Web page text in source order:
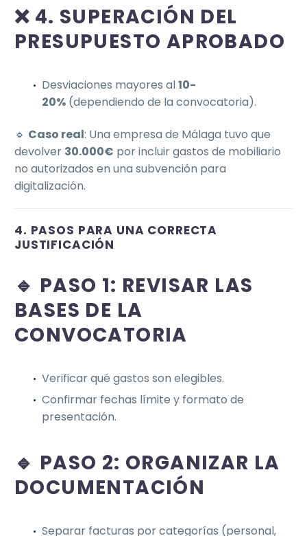
❌ 4. SUPERACIÓN DEL
PRESUPUESTO APROBADO
Desviaciones mayores al10-
20% (dependiendo de la convocatoria).
🔹 Caso real: Una empresa de Málaga tuvo que
devolver 30.000€ por incluir gastos de mobiliario
no autorizados en una subvención para
digitalización.
4. PASOS PARA UNA CORRECTA
JUSTIFICACIÓN
🔹 PASO 1: REVISAR LAS
BASES DE LA
CONVOCATORIA
Verificar qué gastos son elegibles.
Confirmar fechas límite y formato de
presentación.
🔹 PASO 2: ORGANIZAR LA
DOCUMENTACIÓN
Separar facturas por categorías (personal,